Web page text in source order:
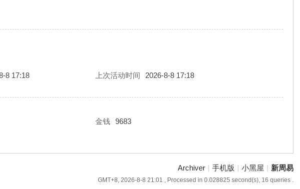
8 17:18 上次活动时间
2026-8-8 17:18
金钱
9683
Archiver | 手机版 | 小黑屋 | 新周易
GMT+8, 2026-8-8 21:01 , Processed in 0.028825 second(s), 16 queries .